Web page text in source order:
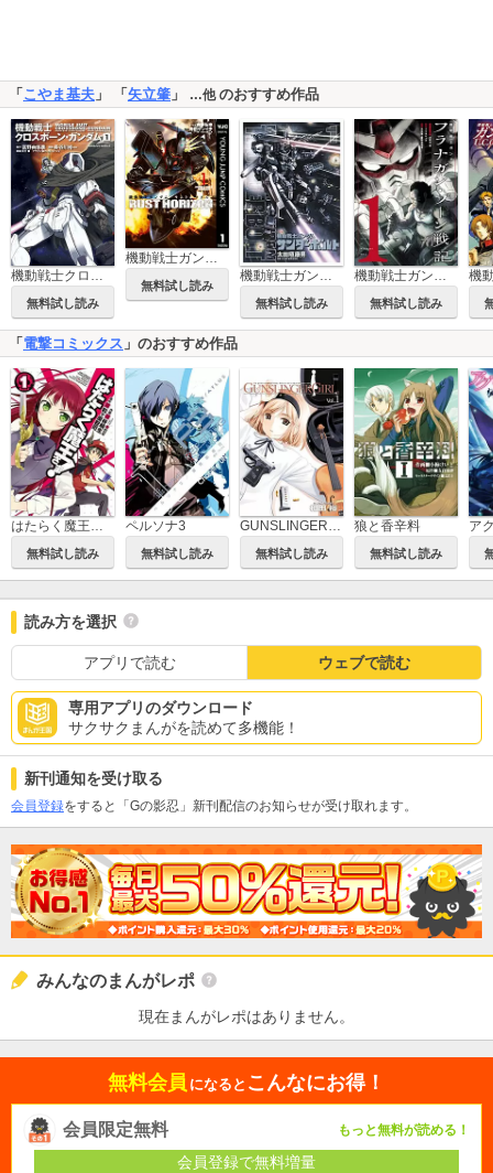
「こやま基夫 」 「矢立肇 」 …他のおすすめ作品
無料試し読み
無料試し読み
無料試し読み
機動戦士ガンダム フラナガン・ブーン戦記
無料試し読み
「 電撃コミックス 」のおすすめ作品
はたらく魔王さま！
無料試し読み
ペルソナ3
無料試し読み
GUNSLINGER GIRL
無料試し読み
狼と香辛料
無料試し読み
読み方を選択
アプリで読む ウェブで読む
専用アプリのダウンロード
サクサクまんがを読めて多機能！
新刊通知を受け取る
会員登録をすると「Gの影忍」新刊配信のお知らせが受け取れます。
みんなのまんがレポ
現在まんがレポはありません。
無料会員 になると こんなにお得！
会員限定無料 もっと無料が読める！
会員登録で無料増量